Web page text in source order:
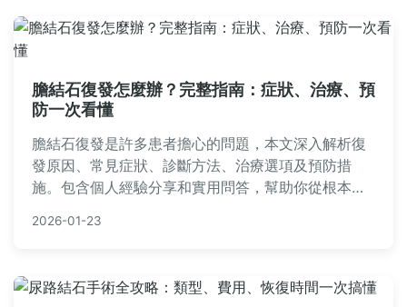
膽結石復發怎麼辦？完整指南：症狀、治療、預
防一次看懂
膽結石復發是許多患者擔心的問題，本文深入解析復
發原因、常見症狀、診斷方法、治療選項及預防措
施。包含個人經驗分享和實用問答，幫助你從根本了
找可靠資訊的讀者參考。
2026-01-23